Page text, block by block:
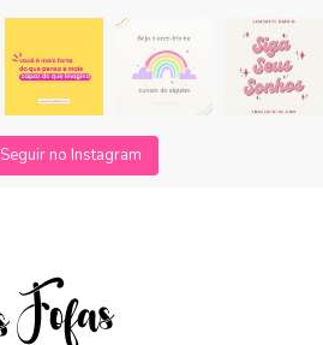
Seguir no Instagram